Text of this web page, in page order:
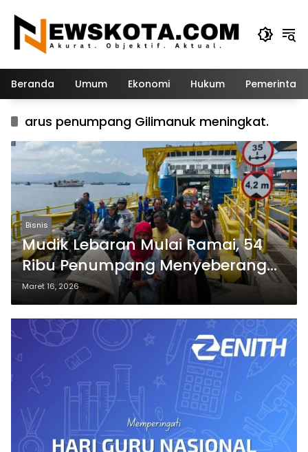
konten
Beranda Umum Ekonomi Hukum
arus penumpang Gilimanuk meningkat.
Bisnis
Mudik Lebaran Mulai Ramai, 54
Ribu Penumpang Menyeberang
dari Bali ke Jawa
Maret 16, 2026